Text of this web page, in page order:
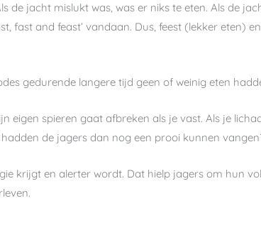
de jacht mislukt was, was er niks te eten. Als de
fast and feast’ vandaan. Dus, feest (lekker eten)
gedurende langere tijd geen of weinig eten
eigen spieren gaat afbreken als je vast. Als je
de jagers dan nog een prooi kunnen
krijgt en alerter wordt. Dat hielp jagers om hun